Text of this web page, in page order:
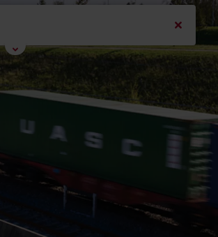
'Voor 't spoor naar morgen' laten
vandaag gebeurt en wat dat -
- morgen oplevert.
sluiten